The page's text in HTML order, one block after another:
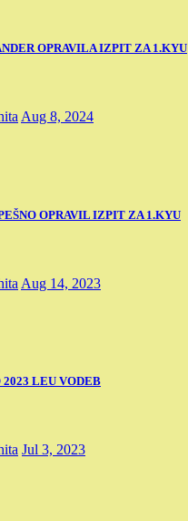
OPRAVILA IZPIT ZA 1.KYU
Aug 8, 2024
OPRAVIL IZPIT ZA 1.KYU
Aug 14, 2023
LEU VODEB
Jul 3, 2023